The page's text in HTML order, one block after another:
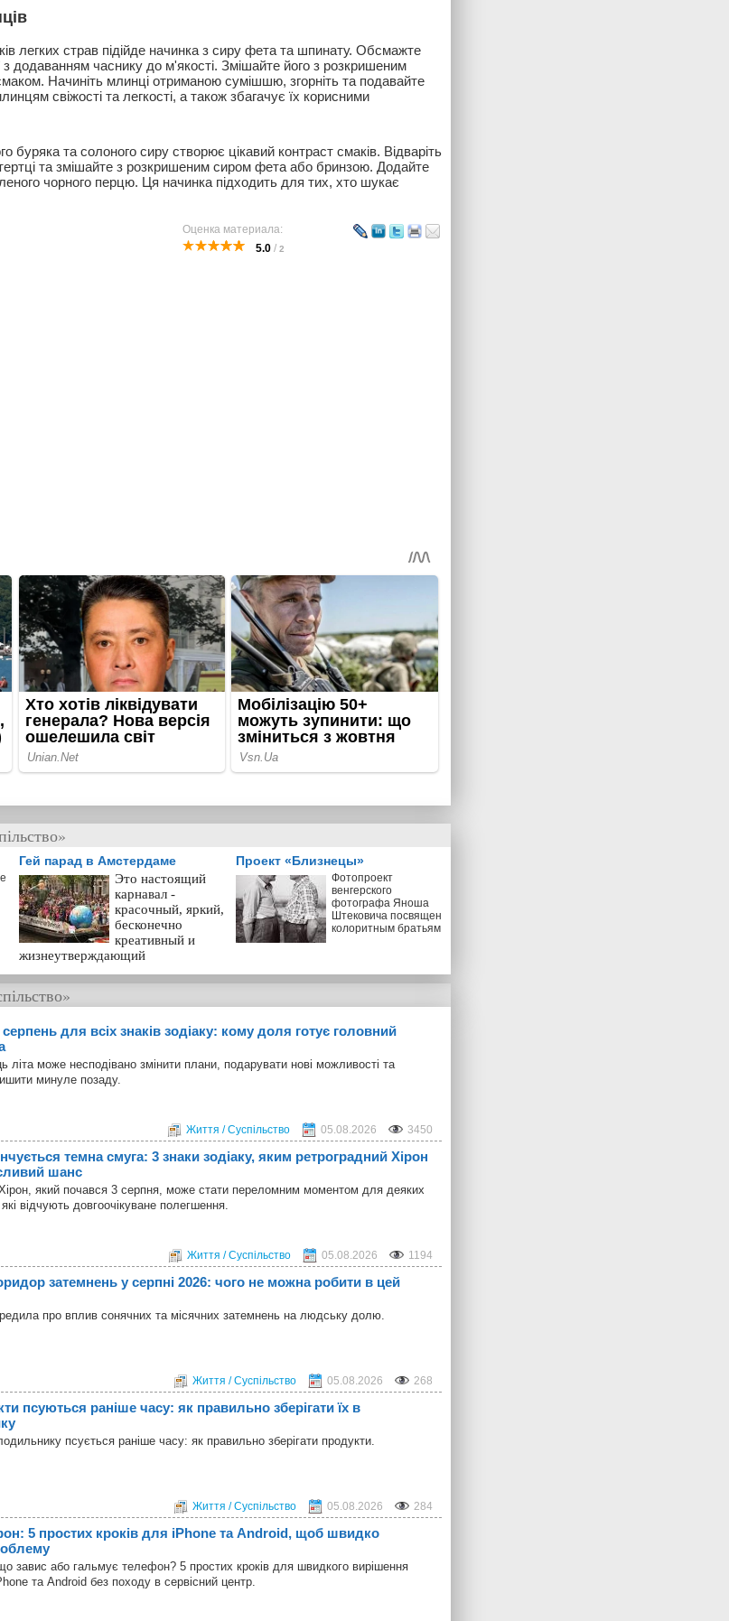
легких страв підійде начинка з сиру фета та шпинату. Обсмажте
з додаванням часнику до м'якості. Змішайте його з розкришеним
Начиніть млинці отриманою сумішшю, згорніть та подавайте
свіжості та легкості, а також збагачує їх корисними
буряка та солоного сиру створює цікавий контраст смаків. Відваріть
тертці та змішайте з розкришеним сиром фета або бринзою. Додайте
чорного перцю. Ця начинка підходить для тих, хто шукає
Оценка материала:
5.0 / 2
Гей парад в Амстердаме
Это настоящий
карнавал -
красочный, яркий,
бесконечно
креативный и
жизнеутверждающий
Проект «Близнецы»
Фотопроект
венгерского
фотографа Яноша
Штековича посвящен
колоритным братьям
для всіх знаків зодіаку: кому доля готує головний
літа може несподівано змінити плани, подарувати нові можливості та
минуле позаду.
Життя / Суспільство 05.08.2026 3450
темна смуга: 3 знаки зодіаку, яким ретроградний Хірон
шанс
який почався 3 серпня, може стати переломним моментом для деяких
які відчують довгоочікуване полегшення.
Життя / Суспільство 05.08.2026 1194
затемнень у серпні 2026: чого не можна робити в цей
про вплив сонячних та місячних затемнень на людську долю.
Життя / Суспільство 05.08.2026 268
псуються раніше часу: як правильно зберігати їх в
псується раніше часу: як правильно зберігати продукти.
Життя / Суспільство 05.08.2026 284
5 простих кроків для iPhone та Android, щоб швидко
завис або гальмує телефон? 5 простих кроків для швидкого вирішення
та Android без походу в сервісний центр.